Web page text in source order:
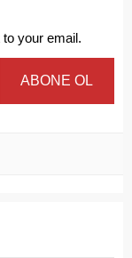
your email.
ABONE OL